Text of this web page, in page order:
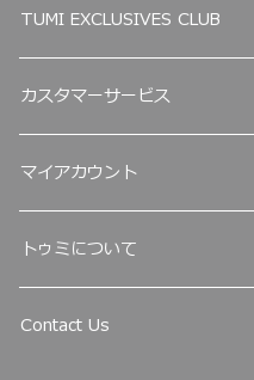
TUMI EXCLUSIVES CLUB
カスタマーサービス
マイアカウント
トゥミについて
Contact Us